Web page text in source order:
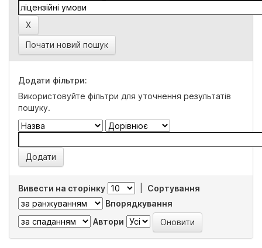
Почати новий пошук
Додати фільтри:
Використовуйте фільтри для уточнення результатів
пошуку.
Вивести на сторінку
Сортування
Впорядкування
Автори